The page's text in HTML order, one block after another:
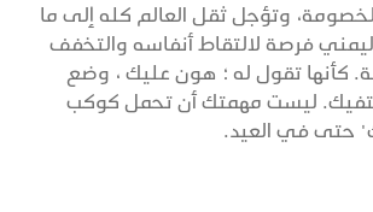
وتؤجل ثقل العالم كله إلى ما
فرصة لالتقاط أنفاسه والتخفف
كأنها تقول له ؛ هون عليك ، وضع
ليست مهمتك أن تحمل كوكب
حتى في العيد.